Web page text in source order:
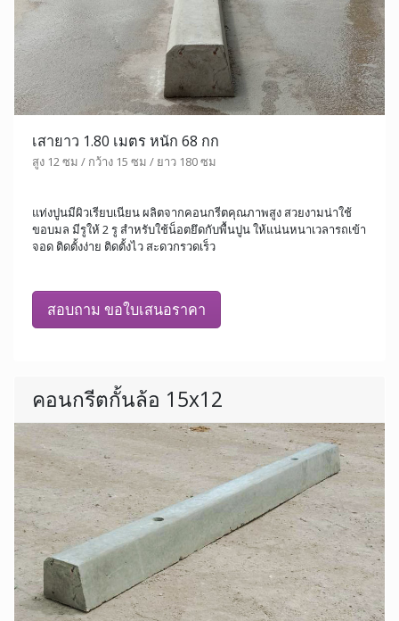
เสายาว 1.80 เมตร หนัก 68 กก
สูง 12 ซม / กว้าง 15 ซม / ยาว 180 ซม
แท่งปูนมีผิวเรียบเนียน ผลิตจากคอนกรีตคุณภาพสูง สวยงามน่าใช้
ขอบมล มีรูให้ 2 รู สำหรับใช้น็อตยึดกับพื้นปูน ให้แน่นหนาเวลารถเข้า
จอด ติดตั้งง่าย ติดตั้งไว สะดวกรวดเร็ว
สอบถาม ขอใบเสนอราคา
คอนกรีตกั้นล้อ 15x12